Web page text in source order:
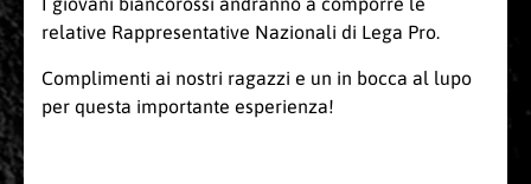
relative Rappresentative Nazionali di Lega Pro.
Complimenti ai nostri ragazzi e un in bocca al lupo
per questa importante esperienza!